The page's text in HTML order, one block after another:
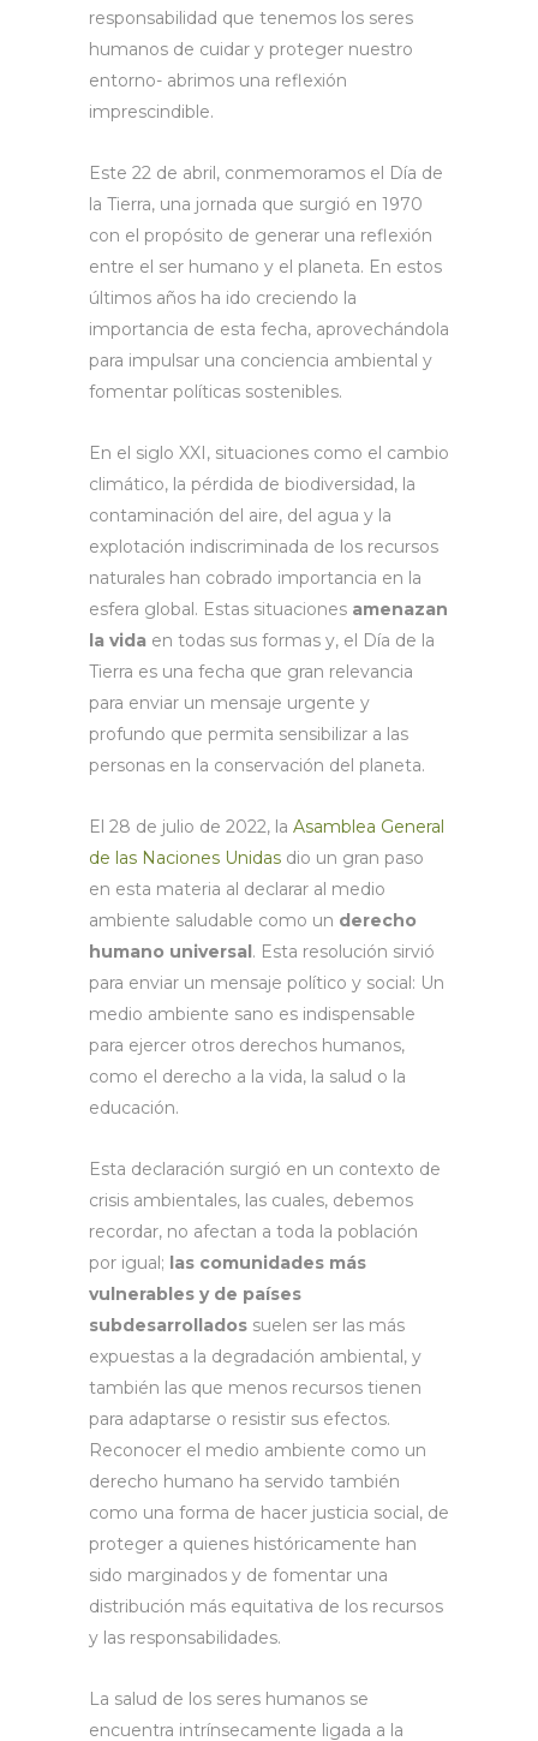
responsabilidad que tenemos los seres
humanos de cuidar y proteger nuestro
entorno- abrimos una reflexión
imprescindible.
Este 22 de abril, conmemoramos el Día de
la Tierra, una jornada que surgió en 1970
con el propósito de generar una reflexión
entre el ser humano y el planeta. En estos
últimos años ha ido creciendo la
importancia de esta fecha, aprovechándola
para impulsar una conciencia ambiental y
fomentar políticas sostenibles.
En el siglo XXI, situaciones como el cambio
climático, la pérdida de biodiversidad, la
contaminación del aire, del agua y la
explotación indiscriminada de los recursos
naturales han cobrado importancia en la
esfera global. Estas situaciones amenazan
la vida en todas sus formas y, el Día de la
Tierra es una fecha que gran relevancia
para enviar un mensaje urgente y
profundo que permita sensibilizar a las
personas en la conservación del planeta.
El 28 de julio de 2022, la Asamblea General
de las Naciones Unidas dio un gran paso
en esta materia al declarar al medio
ambiente saludable como un derecho
humano universal. Esta resolución sirvió
para enviar un mensaje político y social: Un
medio ambiente sano es indispensable
para ejercer otros derechos humanos,
como el derecho a la vida, la salud o la
educación.
Esta declaración surgió en un contexto de
crisis ambientales, las cuales, debemos
recordar, no afectan a toda la población
por igual; las comunidades más
vulnerables y de países
subdesarrollados suelen ser las más
expuestas a la degradación ambiental, y
también las que menos recursos tienen
para adaptarse o resistir sus efectos.
Reconocer el medio ambiente como un
derecho humano ha servido también
como una forma de hacer justicia social, de
proteger a quienes históricamente han
sido marginados y de fomentar una
distribución más equitativa de los recursos
y las responsabilidades.
La salud de los seres humanos se
encuentra intrínsecamente ligada a la